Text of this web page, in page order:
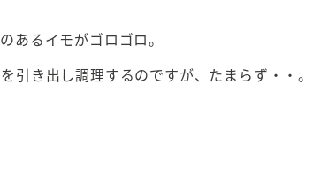
あるイモがゴロゴロ。
引き出し調理するのですが、たまらず・・。